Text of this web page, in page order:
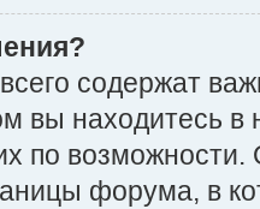
содержат
вы находитесь
по возможности.
форума, в